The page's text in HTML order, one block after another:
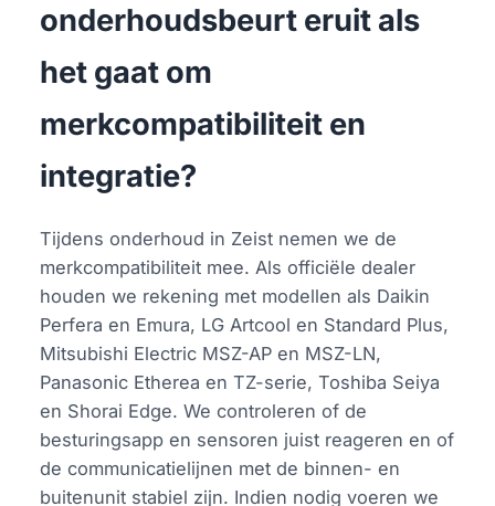
onderhoudsbeurt eruit als
het gaat om
merkcompatibiliteit en
integratie?
Tijdens onderhoud in Zeist nemen we de
merkcompatibiliteit mee. Als officiële dealer
houden we rekening met modellen als Daikin
Perfera en Emura, LG Artcool en Standard Plus,
Mitsubishi Electric MSZ-AP en MSZ-LN,
Panasonic Etherea en TZ-serie, Toshiba Seiya
en Shorai Edge. We controleren of de
besturingsapp en sensoren juist reageren en of
de communicatielijnen met de binnen- en
buitenunit stabiel zijn. Indien nodig voeren we